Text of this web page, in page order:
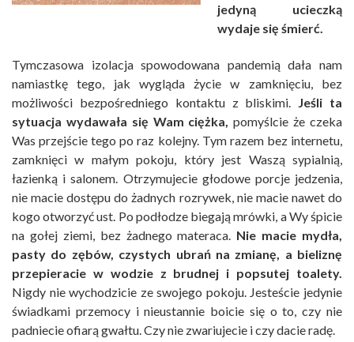
jedyną ucieczką
wydaje się śmierć.
Tymczasowa izolacja spowodowana pandemią dała nam
namiastkę tego, jak wygląda życie w zamknięciu, bez
możliwości bezpośredniego kontaktu z bliskimi. Jeśli ta
sytuacja wydawała się Wam ciężka, pomyślcie że czeka
Was przejście tego po raz kolejny. Tym razem bez internetu,
zamknięci w małym pokoju, który jest Waszą sypialnią,
łazienką i salonem. Otrzymujecie głodowe porcje jedzenia,
nie macie dostępu do żadnych rozrywek, nie macie nawet do
kogo otworzyć ust. Po podłodze biegają mrówki, a Wy śpicie
na gołej ziemi, bez żadnego materaca. Nie macie mydła,
pasty do zębów, czystych ubrań na zmianę, a bieliznę
przepieracie w wodzie z brudnej i popsutej toalety.
Nigdy nie wychodzicie ze swojego pokoju. Jesteście jedynie
świadkami przemocy i nieustannie boicie się o to, czy nie
padniecie ofiarą gwałtu. Czy nie zwariujecie i czy dacie radę.